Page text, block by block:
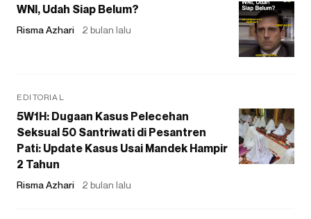
WNI, Udah Siap Belum?
Risma Azhari 2 bulan lalu
EDITORIAL
5W1H: Dugaan Kasus Pelecehan
Seksual 50 Santriwati di Pesantren
Pati: Update Kasus Usai Mandek Hampir
2 Tahun
Risma Azhari 2 bulan lalu